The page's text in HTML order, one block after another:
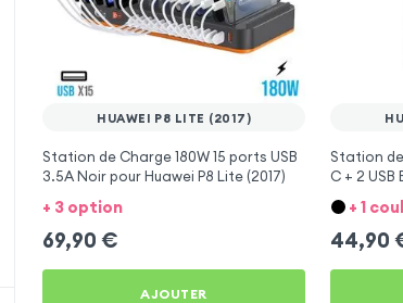
HUAWEI P8 LITE (2017)
Station de Charge 180W 15 ports USB
3.5A Noir pour Huawei P8 Lite (2017)
+ 3 option
69,90 €
AJOUTER
Station
C + 2
(2017)
+ 1
44,90